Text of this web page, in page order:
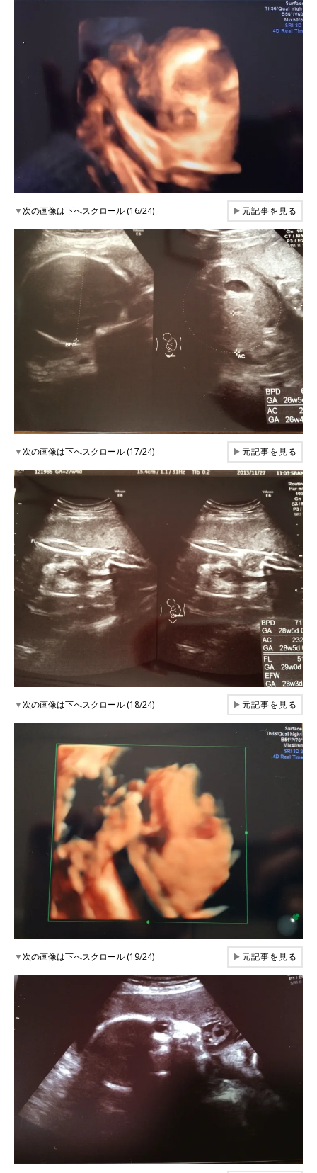
▼次の画像は下へスクロール (16/24) ▶元記事を見る
▼次の画像は下へスクロール (17/24) ▶元記事を見る
▼次の画像は下へスクロール (18/24) ▶元記事を見る
▼次の画像は下へスクロール (19/24) ▶元記事を見る